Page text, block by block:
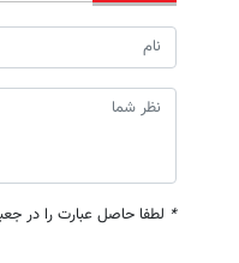
* لطفا حاصل عبارت را در